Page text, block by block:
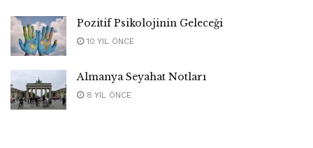
Pozitif Psikolojinin Geleceği
10 YIL ÖNCE
Almanya Seyahat Notları
8 YIL ÖNCE